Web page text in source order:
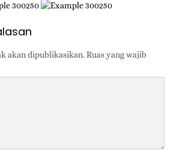
akan dipublikasikan.Ruas yang wajib